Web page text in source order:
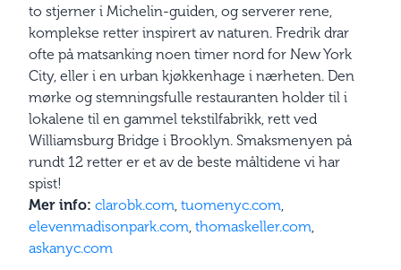
to stjerner i Michelin-guiden, og serverer rene,
komplekse retter inspirert av naturen. Fredrik drar
ofte på matsanking noen timer nord for New York
City, eller i en urban kjøkkenhage i nærheten. Den
mørke og stemningsfulle restauranten holder til i
lokalene til en gammel tekstilfabrikk, rett ved
Williamsburg Bridge i Brooklyn. Smaksmenyen på
rundt 12 retter er et av de beste måltidene vi har
spist!
Mer info: clarobk.com, tuomenyc.com,
elevenmadisonpark.com, thomaskeller.com,
askanyc.com